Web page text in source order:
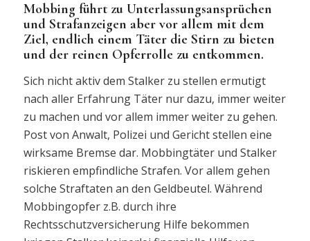
Mobbing führt zu Unterlassungsansprüchen
und Strafanzeigen aber vor allem mit dem
Ziel, endlich einem Täter die Stirn zu bieten
und der reinen Opferrolle zu entkommen.
Sich nicht aktiv dem Stalker zu stellen ermutigt
nach aller Erfahrung Täter nur dazu, immer weiter
zu machen und vor allem immer weiter zu gehen.
Post von Anwalt, Polizei und Gericht stellen eine
wirksame Bremse dar. Mobbingtäter und Stalker
riskieren empfindliche Strafen. Vor allem gehen
solche Straftaten an den Geldbeutel. Während
Mobbingopfer z.B. durch ihre
Rechtsschutzversicherung Hilfe bekommen